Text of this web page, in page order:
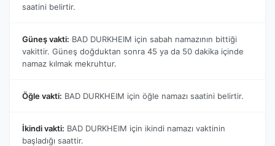
saatini belirtir.
Güneş vakti: BAD DURKHEIM için sabah namazının bittiği
vakittir. Güneş doğduktan sonra 45 ya da 50 dakika içinde
namaz kılmak mekruhtur.
Öğle vakti: BAD DURKHEIM için öğle namazı saatini belirtir.
İkindi vakti: BAD DURKHEIM için ikindi namazı vaktinin
başladığı saattir.